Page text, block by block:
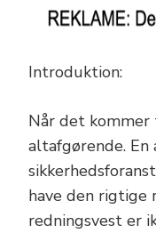
Introduktion:
Når det kommer
altafgørende.
have den rigtige
redningsvest er